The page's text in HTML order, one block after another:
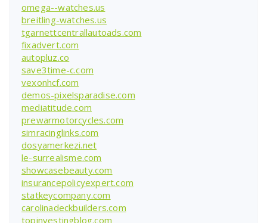
omega--watches.us
breitling-watches.us
tgarnettcentrallautoads.com
fixadvert.com
autopluz.co
save3time-c.com
vexonhcf.com
demos-pixelsparadise.com
mediatitude.com
prewarmotorcycles.com
simracinglinks.com
dosyamerkezi.net
le-surrealisme.com
showcasebeauty.com
insurancepolicyexpert.com
statkeycompany.com
carolinadeckbuilders.com
topinvestingblog.com